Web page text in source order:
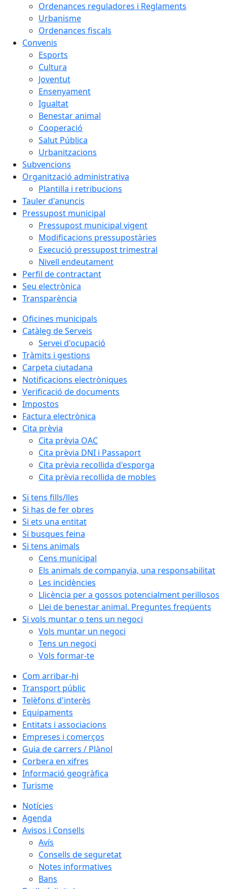
Ordenances reguladores i Reglaments
Urbanisme
Ordenances fiscals
Convenis
Esports
Cultura
Joventut
Ensenyament
Igualtat
Benestar animal
Cooperació
Salut Pública
Urbanitzacions
Subvencions
Organització administrativa
Plantilla i retribucions
Tauler d'anuncis
Pressupost municipal
Pressupost municipal vigent
Modificacions pressupostàries
Execució pressupost trimestral
Nivell endeutament
Perfil de contractant
Seu electrònica
Transparència
Oficines municipals
Catàleg de Serveis
Servei d'ocupació
Tràmits i gestions
Carpeta ciutadana
Notificacions electròniques
Verificació de documents
Impostos
Factura electrònica
Cita prèvia
Cita prèvia OAC
Cita prèvia DNI i Passaport
Cita prèvia recollida d'esporga
Cita prèvia recollida de mobles
Si tens fills/lles
Si has de fer obres
Si ets una entitat
Si busques feina
Si tens animals
Cens municipal
Els animals de companyia, una responsabilitat
Les incidències
Llicència per a gossos potencialment perillosos
Llei de benestar animal. Preguntes freqüents
Si vols muntar o tens un negoci
Vols muntar un negoci
Tens un negoci
Vols formar-te
Com arribar-hi
Transport públic
Telèfons d'interès
Equipaments
Entitats i associacions
Empreses i comerços
Guia de carrers / Plànol
Corbera en xifres
Informació geogràfica
Turisme
Notícies
Agenda
Avisos i Consells
Avís
Consells de seguretat
Notes informatives
Bans